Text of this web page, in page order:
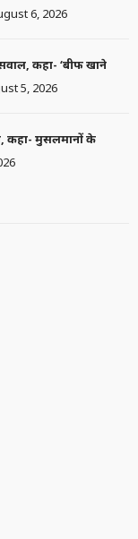
6, 2026
कहा- ‘बीफ खाने
5, 2026
कहा- मुसलमानों के